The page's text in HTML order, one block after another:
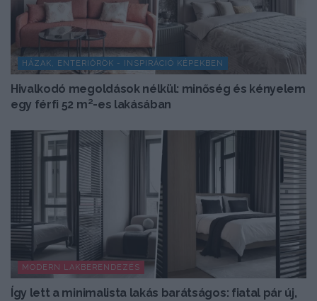
HÁZAK, ENTERIŐRÖK - INSPIRÁCIÓ KÉPEKBEN
Hivalkodó megoldások nélkül: minőség és kényelem
egy férfi 52 m²-es lakásában
MODERN LAKBERENDEZÉS
Így lett a minimalista lakás barátságos: fiatal pár új,